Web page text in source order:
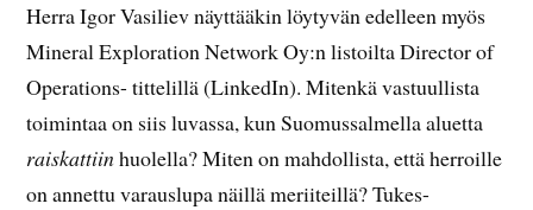
Herra Igor Vasiliev näyttääkin löytyvän edelleen myös
Mineral Exploration Network Oy:n listoilta Director of
Operations- tittelillä (LinkedIn). Mitenkä vastuullista
toimintaa on siis luvassa, kun Suomussalmella aluetta
raiskattiinhuolella? Miten on mahdollista, että herroille
on annettu varauslupa näillä meriiteillä? Tukes-